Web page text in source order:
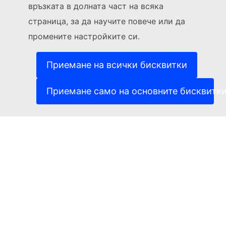
връзката в долната част на всяка
страница, за да научите повече или да
промените настройките си.
Приемане на всички бисквитки
Приемане само на основните
Sledujte Evropskou komisi
За контакти(Външна връзка)
Докладване на ИТ уязвимост (Външна връзка)
Езици на нашите уебсайтове(Външна връзка)
Бисквитки(Външна връзка)
Политика за поверителност
Правна информация
Достъпност